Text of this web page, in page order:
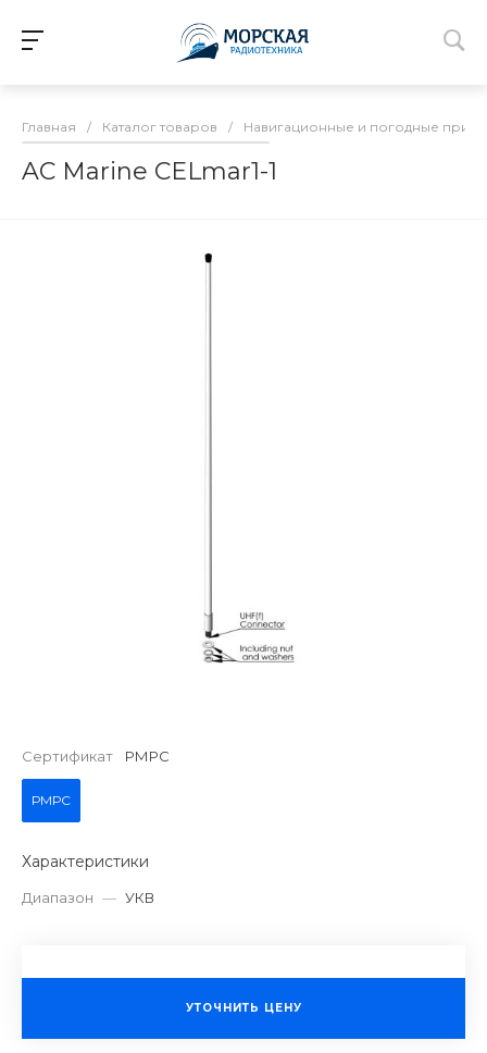
Главная / Каталог товаров / Навигационные и погодные
AC Marine CELmar1-1
Сертификат РМРС
РМРС
Характеристики
Диапазон — УКВ
УТОЧНИТЬ ЦЕНУ